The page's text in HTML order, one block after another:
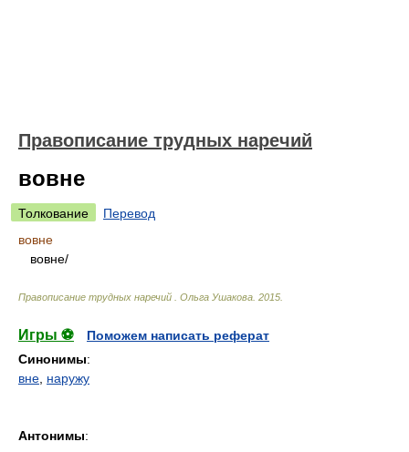
Правописание трудных наречий
вовне
Толкование
Перевод
вовне
вовне/
Правописание трудных наречий Ольга Ушакова 2015
Игры ⚽
Поможем написать реферат
Синонимы:
вне наружу
Антонимы: